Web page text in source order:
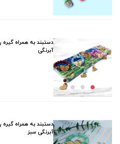
دستبند به همراه
آبرنگی
دستبند به همراه
آبرنگی سبز